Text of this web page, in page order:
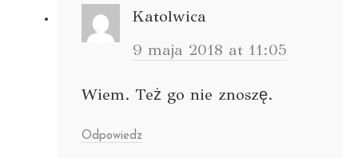
Katolwica
9 maja 2018 at 11:05
Wiem. Też go nie znoszę.
Odpowiedz